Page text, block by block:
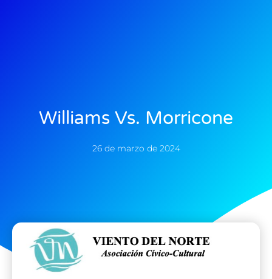
Williams Vs. Morricone
26 de marzo de 2024